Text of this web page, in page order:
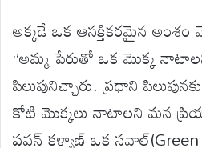
అక్కడేఒక ఆసక్తికరమైన అంశం
“అమ్మపేరుతోఒక మొక్క
పిలుపునిచ్చారు. ప్రధాని పిలుపునకు
కోటి మొక్కలు నాటాలని మన
పవన్ కళ్యాణ్ఒక సవాల్(